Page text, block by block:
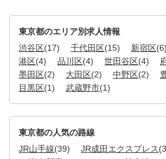
東京都のエリア別求人情報
渋谷区(17) 千代田区(15) 新宿区(6)
港区(4) 品川区(4) 世田谷区(4)
墨田区(2) 大田区(2) 中野区(2)
目黒区(1) 武蔵野市(1)
東京都の人気の路線
JR山手線(39) JR成田エクスプレス